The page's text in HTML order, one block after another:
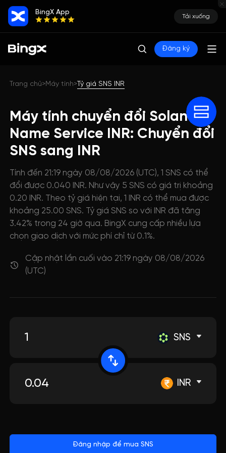
BingX App
Tải xuống
Đăng ký
Trang chủ>Máy tính>Tỷ giá SNS INR
Máy tính chuyển đổi Solana
Name Service INR: Chuyển đổi
SNS sang INR
Tính đến 21:19 ngày 08/08/2026 (UTC), 1 SNS có thể
đổi được 0.040 INR. Như vậy 5 SNS có giá trị khoảng
0.20 INR. Theo tỷ giá hiện tại, 1 INR có thể mua được
khoảng 25.00 SNS. Tỷ giá SNS so với INR đã tăng
3.42% trong 24 giờ qua. BingX cung cấp nhiều lựa
chọn giao dịch với mức phí chỉ từ 0.1%.
Cập nhật lần cuối vào 21:19 ngày 08/08/2026
(UTC)
SNS
INR
Đăng nhập để mua SNS